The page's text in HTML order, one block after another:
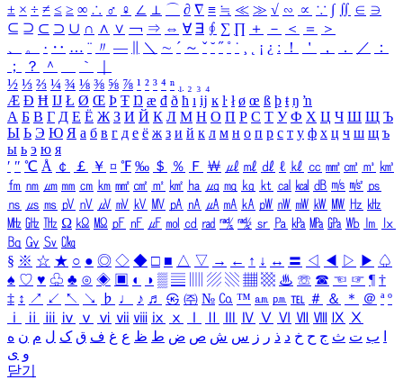
± × ÷ ≠ ≤ ≥ ∞ ∴ ♂ ♀ ∠ ⊥ ⌒ ∂ ∇ ≡ ≒ ≪ ≫ √ ∽ ∝ ∵ ∫ ∬ ∈ ∋
⊆ ⊇ ⊂ ⊃ ∪ ∩ ∧ ∨ ￢ ⇒ ⇔ ∀ ∃ ∮ ∑ ∏ ＋ － ＜ ＝
＞
、
。 · ‥ … ¨ 〃 ― ＼ ∼ ´ ～ ˇ ˘ ˝ ˚ ˙ ¸ ¡ ¿ ː ！ ＇ ， ． ／
：
；
？ ＾ ｀
½ ⅓ ⅔ ¼ ¾ ⅛ ⅜ ⅝ ⅞ ¹ ² ³ ⁴ ⁿ ₁ ₂ ₃ ₄
Æ Ð Ħ Ĳ Ł Ø Œ Þ Ŧ Ŋ æ đ ð ħ ı ĳ ĸ ŀ ł ø œ ß þ ŧ ŋ ŉ
А Б В Г Д Е Ё Ж З И Й К Л М Н О П Р С Т У Ф Х Ц Ч Ш Щ Ъ
Ы Ь Э Ю Я а б в г д е ё ж з и й к л м н о п р с т у ф х ц ч ш щ ъ
ы ь э ю я
′ ″ ℃ Å ￠ ￡ ￥ ¤ ℉ ‰ ＄ ％ Ｆ ￦ ㎕ ㎖ ㎗ ℓ ㎘ ㏄ ㎣ ㎤ ㎥ ㎦
㎙ ㎚ ㎛ ㎜ ㎝ ㎞ ㎟ ㎠ ㎡ ㎢ ㏊ ㎍ ㎎ ㎏ ㏏ ㎈ ㎉ ㏈ ㎧ ㎨ ㎰
㎱ ㎲ ㎳ ㎴ ㎵ ㎶ ㎷ ㎸ ㎹ ㎀ ㎁ ㎂ ㎃ ㎄ ㎺ ㎻ ㎽ ㎾ ㎿ ㎐ ㎑
㎒ ㎓ ㎔ Ω ㏀ ㏁ ㎊ ㎋ ㎌ ㏖ ㏅ ㎭ ㎮ ㎯ ㏛ ㎩ ㎪ ㎫ ㎬ ㏝ ㏐
㏓
㏃ ㏉ ㏜ ㏆
§ ※ ☆ ★ ○ ● ◎ ◇ ◆ □ ■ △ ▽ → ← ↑ ↓ ↔ 〓 ◁ ◀ ▷ ▶ ♤
♠ ♡ ♥ ♧ ♣ ⊙ ◈ ▣ ◐ ◑ ▒ ▤ ▨ ▧ ▦ ▩ ♨ ☏ ☎ ☜ ☞ ¶ †
‡ ↕ ↗ ↙ ↖ ↘ ♭ ♩ ♪ ♬ ㉿ ㈜ № ㏇ ™ ㏂ ㏘ ℡ ＃ ＆ ＊ ＠ ª º
ⅰ
ⅱ ⅲ ⅳ ⅴ ⅵ ⅶ ⅷ ⅸ ⅹ Ⅳ Ⅴ Ⅵ Ⅶ Ⅷ Ⅸ Ⅹ
ب ت ث ج ح خ د ذ ر ز س ش ص ض ط ظ ع غ ف ق ک ل م ن ه
و ی
닫기